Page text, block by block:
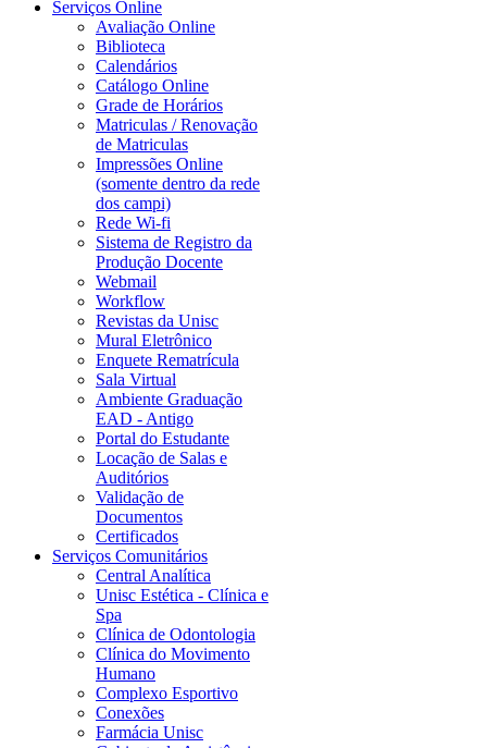
Serviços Online
Avaliação Online
Biblioteca
Calendários
Catálogo Online
Grade de Horários
Matriculas / Renovação
de Matriculas
Impressões Online
(somente dentro da rede
dos campi)
Rede Wi-fi
Sistema de Registro da
Produção Docente
Webmail
Workflow
Revistas da Unisc
Mural Eletrônico
Enquete Rematrícula
Sala Virtual
Ambiente Graduação
EAD - Antigo
Portal do Estudante
Locação de Salas e
Auditórios
Validação de
Documentos
Certificados
Serviços Comunitários
Central Analítica
Unisc Estética - Clínica e
Spa
Clínica de Odontologia
Clínica do Movimento
Humano
Complexo Esportivo
Conexões
Farmácia Unisc